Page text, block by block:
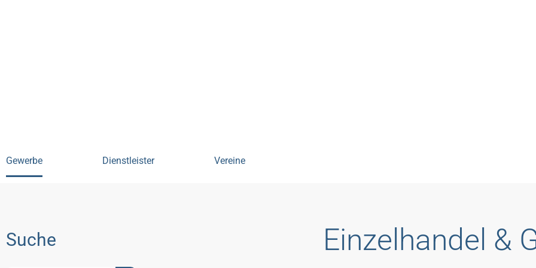
Gewerbe Dienstleister Vereine
Suche Einzelhandel &